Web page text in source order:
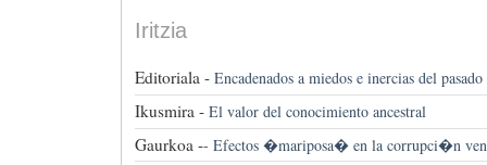
Iritzia
Editoriala - Encadenados a miedos e inercias del pasado
Ikusmira - El valor del conocimiento ancestral
Gaurkoa -- Efectos �mariposa� en la corrupci�n